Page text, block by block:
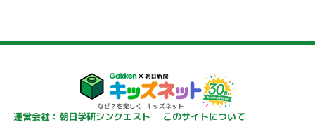
運営会社：朝日学研シンクエスト
このサイトについて